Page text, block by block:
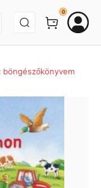
BEJELENTKEZÉS
0
böngészőkönyvem